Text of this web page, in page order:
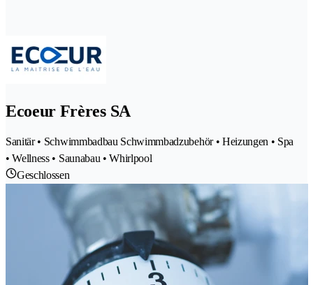
Ecoeur Frères SA
Sanitär • Schwimmbadbau Schwimmbadzubehör • Heizungen • Spa
• Wellness • Saunabau • Whirlpool
Geschlossen